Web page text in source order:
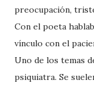
preocupación,
Con el poeta
vínculo con el
Uno de los temas
psiquiatra. Se